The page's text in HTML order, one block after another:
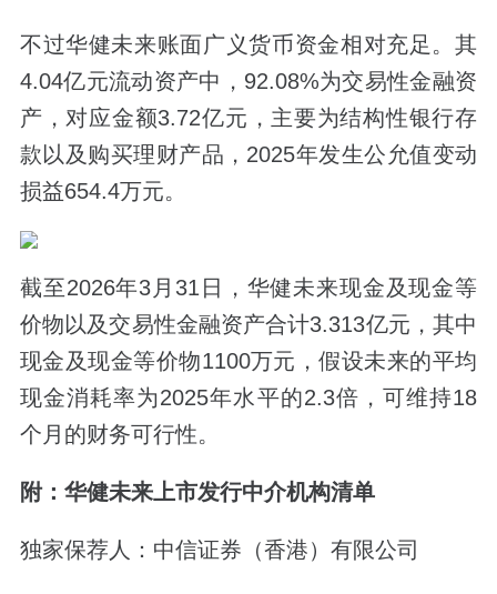
不过华健未来账面广义货币资金相对充足。其
4.04亿元流动资产中，92.08%为交易性金融资
产，对应金额3.72亿元，主要为结构性银行存
款以及购买理财产品，2025年发生公允值变动
损益654.4万元。
截至2026年3月31日，华健未来现金及现金等
价物以及交易性金融资产合计3.313亿元，其中
现金及现金等价物1100万元，假设未来的平均
现金消耗率为2025年水平的2.3倍，可维持18
个月的财务可行性。
附：华健未来上市发行中介机构清单
独家保荐人：中信证券（香港）有限公司